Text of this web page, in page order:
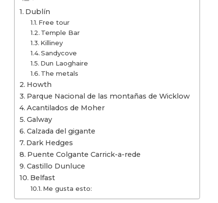
Dublín
Free tour
Temple Bar
Killiney
Sandycove
Dun Laoghaire
The metals
Howth
Parque Nacional de las montañas de Wicklow
Acantilados de Moher
Galway
Calzada del gigante
Dark Hedges
Puente Colgante Carrick-a-rede
Castillo Dunluce
Belfast
Me gusta esto: